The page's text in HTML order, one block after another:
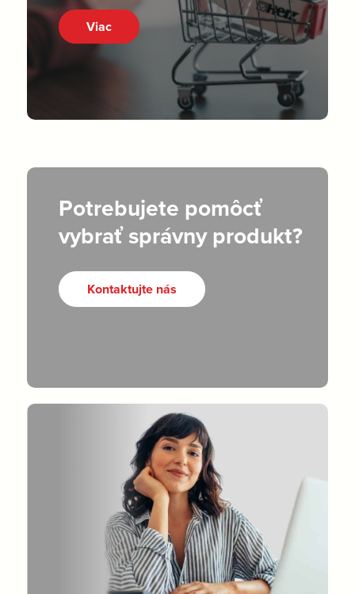
Viac
Potrebujete pomôcť
vybrať správny produkt?
Kontaktujte nás